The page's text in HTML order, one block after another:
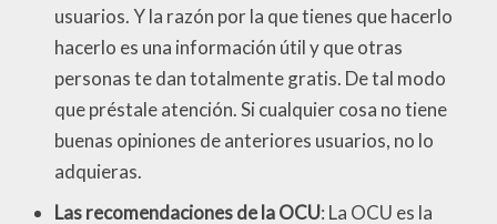
usuarios. Y la razón por la que tienes que hacerlo
hacerlo es una información útil y que otras
personas te dan totalmente gratis. De tal modo
que préstale atención. Si cualquier cosa no tiene
buenas opiniones de anteriores usuarios, no lo
adquieras.
Las recomendaciones de la OCU: La OCU es la